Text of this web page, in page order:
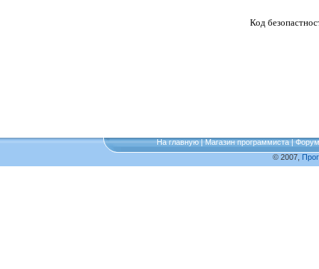
Код
На главную|Магазин программиста|Форум
© 2007,